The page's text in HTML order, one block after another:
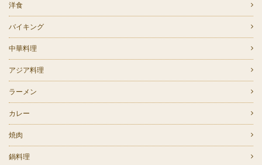
洋食
バイキング
中華料理
アジア料理
ラーメン
カレー
焼肉
鍋料理